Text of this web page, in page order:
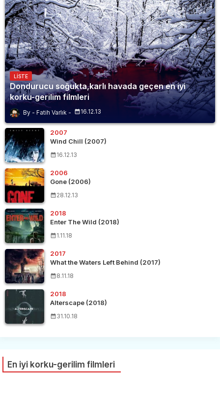
LISTE
Dondurucu soğukta,karlı havada geçen en iyi
korku-gerilim filmleri
Fatih Varlık 16.12.13
2007
Wind Chill (2007)
16.12.13
2006
Gone (2006)
28.12.13
2018
Enter The Wild (2018)
1.11.18
2017
What the Waters Left Behind (2017)
8.11.18
2018
Alterscape (2018)
31.10.18
En iyi korku-gerilim filmleri